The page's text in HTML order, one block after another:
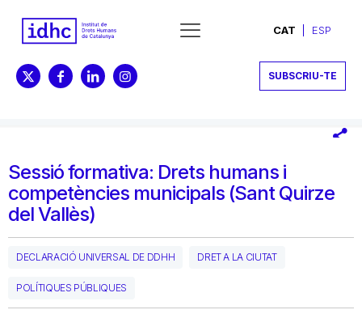
CAT ESP
SUBSCRIU-TE
Sessió formativa: Drets humans i
competències municipals (Sant Quirze
del Vallès)
DECLARACIÓ UNIVERSAL DE DDHH DRET A LA CIUTAT
POLÍTIQUES PÚBLIQUES